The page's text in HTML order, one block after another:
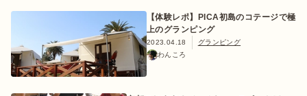
【体験レポ】PICA初島のコテージで極
上のグランピング
2023.04.18
グランピング
わんころ